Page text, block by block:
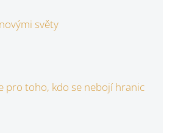
světy
pro toho, kdo se nebojí hranic